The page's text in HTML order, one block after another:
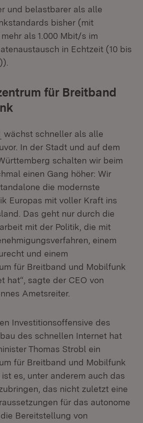
und belastbarer als alle
bisher (mit
als 1.000 Mbit/s im
in Echtzeit (10 bis
für Breitband
wächst schneller als alle
In der Stadt und auf dem
schalten wir beim
einen Gang höher: Wir
die modernste
Europas mit voller Kraft ins
Das geht nur durch die
mit der Politik, die mit
einem
und einem
für Breitband und Mobilfunk
hat“, sagte der CEO von
Ametsreiter.
Investitionsoffensive des
des schnellen Internet hat
Thomas Strobl ein
für Breitband und Mobilfunk
es, unter anderem auch das
das nicht zuletzt eine
für das autonome
Bereitstellung von